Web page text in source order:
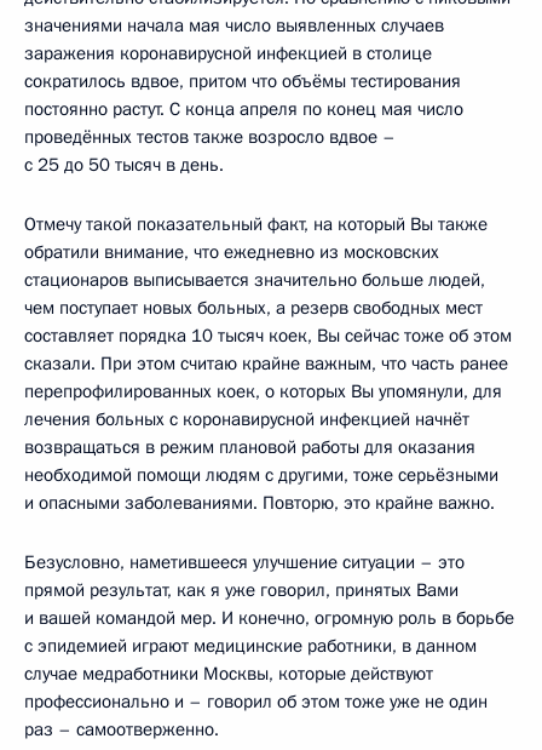
значениями начала мая число выявленных случаев
заражения коронавирусной инфекцией в столице
сократилось вдвое, притом что объёмы тестирования
постоянно растут. С конца апреля по конец мая число
проведённых тестов также возросло вдвое –
с 25 до 50 тысяч в день.
Отмечу такой показательный факт, на который Вы также
обратили внимание, что ежедневно из московских
стационаров выписывается значительно больше людей,
чем поступает новых больных, а резерв свободных мест
составляет порядка 10 тысяч коек, Вы сейчас тоже об этом
сказали. При этом считаю крайне важным, что часть ранее
перепрофилированных коек, о которых Вы упомянули, для
лечения больных с коронавирусной инфекцией начнёт
возвращаться в режим плановой работы для оказания
необходимой помощи людям с другими, тоже серьёзными
и опасными заболеваниями. Повторю, это крайне важно.
Безусловно, наметившееся улучшение ситуации – это
прямой результат, как я уже говорил, принятых Вами
и вашей командой мер. И конечно, огромную роль в борьбе
с эпидемией играют медицинские работники, в данном
случае медработники Москвы, которые действуют
профессионально и – говорил об этом тоже уже не один
раз – самоотверженно.